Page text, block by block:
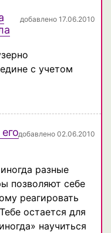
добавлено 17.06.2010
с учетом
добавлено 02.06.2010
разные
позволяют себе
реагировать
остается для
научиться